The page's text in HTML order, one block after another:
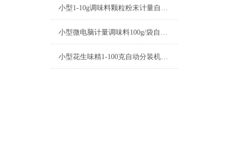
小型1-10g调味料颗粒粉末计量自动分装机参数
小型微电脑计量调味料100g/袋自动分装机厂家
小型花生味精1-100克自动分装机厂家